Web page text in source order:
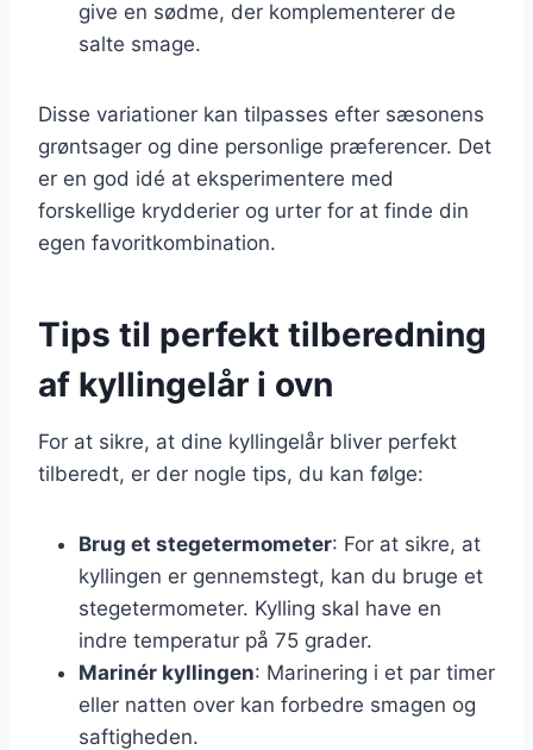
give en sødme, der komplementerer de
salte smage.
Disse variationer kan tilpasses efter sæsonens
grøntsager og dine personlige præferencer. Det
er en god idé at eksperimentere med
forskellige krydderier og urter for at finde din
egen favoritkombination.
Tips til perfekt tilberedning
af kyllingelår i ovn
For at sikre, at dine kyllingelår bliver perfekt
tilberedt, er der nogle tips, du kan følge:
Brug et stegetermometer: For at sikre, at
kyllingen er gennemstegt, kan du bruge et
stegetermometer. Kylling skal have en
indre temperatur på 75 grader.
Marinér kyllingen: Marinering i et par timer
eller natten over kan forbedre smagen og
saftigheden.